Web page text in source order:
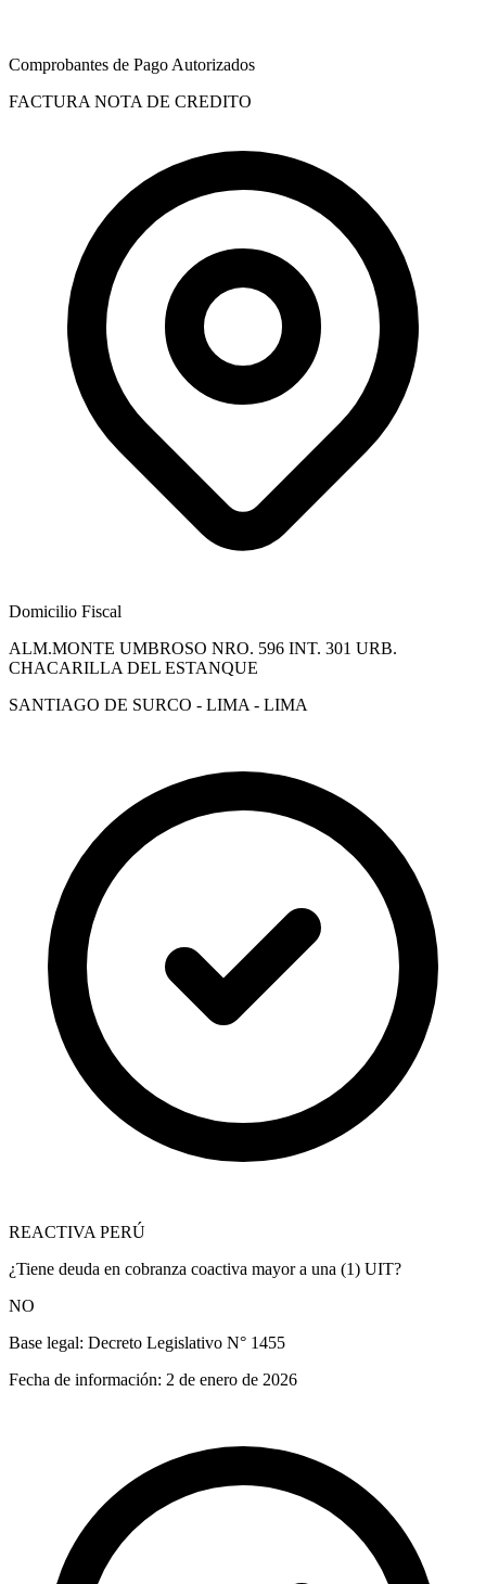
Comprobantes de Pago Autorizados
FACTURA NOTA DE CREDITO
Domicilio Fiscal
ALM.MONTE UMBROSO NRO. 596 INT. 301 URB.
CHACARILLA DEL ESTANQUE
SANTIAGO DE SURCO - LIMA - LIMA
REACTIVA PERÚ
¿Tiene deuda en cobranza coactiva mayor a una (1) UIT?
NO
Base legal: Decreto Legislativo N° 1455
Fecha de información: 2 de enero de 2026